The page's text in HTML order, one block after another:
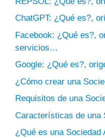
ChatGPT: ¿Qué es?,
Facebook: ¿Qué es?,
servicios…
Google: ¿Qué es?,
¿Cómo crear una
Requisitos de una
Características de una
¿Qué es una Sociedad